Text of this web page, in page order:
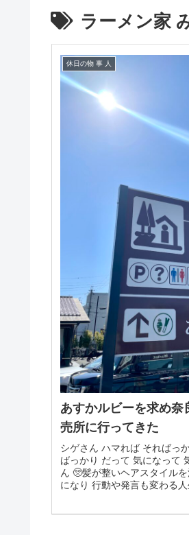
ラーメン家
休日の物 事 人
あすかルビーを求め奈
売所に行ってきた
シゲさん ハマれば そればっ
ばっかり だって 気になって
ん 🥺髪が整いヘアスタイル
になり 行動や発言も変わる